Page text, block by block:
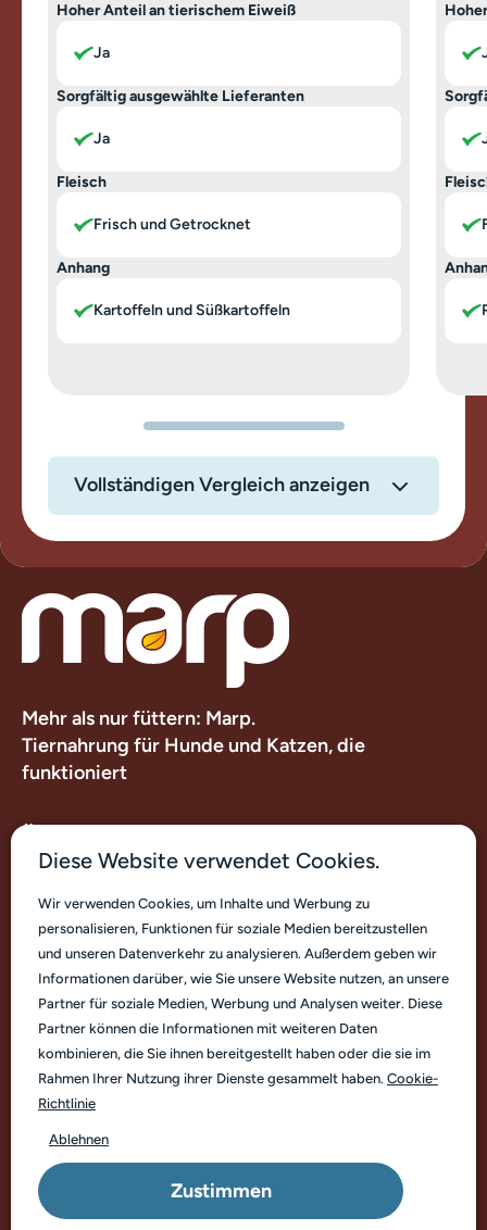
Hoher Anteil an tierischem Eiweiß
Ja
Sorgfältig ausgewählte Lieferanten
Ja
Fleisch
Frisch und Getrocknet
Anhang
Kartoffeln und Süßkartoffeln
Vollständigen Vergleich anzeigen
Mehr als nur füttern: Marp.
Tiernahrung für Hunde und Katzen, die
funktioniert
Kontakt
Deutsch
© Marp Pet Food. Copyright 2026
Geschäftsbedingungen
Diese Website verwendet Cookies.
Wir verwenden Cookies, um Inhalte und Werbung zu
personalisieren, Funktionen für soziale Medien bereitzustellen
und unseren Datenverkehr zu analysieren. Außerdem geben wir
Informationen darüber, wie Sie unsere Website nutzen, an unsere
Partner für soziale Medien, Werbung und Analysen weiter. Diese
Partner können die Informationen mit weiteren Daten
kombinieren, die Sie ihnen bereitgestellt haben oder die sie im
Rahmen Ihrer Nutzung ihrer Dienste gesammelt haben. Cookie-
Richtlinie
Ablehnen
Zustimmen